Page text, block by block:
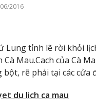
2016
Lung tỉnh lẽ rời khỏi
Cà Mau.Cach của Cà
rẽ phải tại các cửa
du lich ca mau